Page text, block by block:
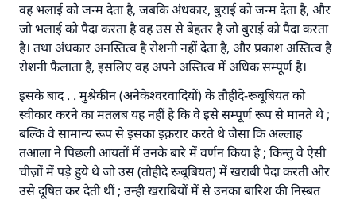
वह भलाई को जन्म देता है, जबकि अंधकार, बुराई को जन्म देता है, और
जो भलाई को पैदा करता है वह उस से बेहतर है जो बुराई को पैदा करता
है। तथा अंधकार अनस्तित्व है रोशनी नहीं देता है, और प्रकाश अस्तित्व है
रोशनी फैलाता है, इसलिए वह अपने अस्तित्व में अधिक सम्पूर्ण है।
इसके बाद . . मुश्रेकीन (अनेकेश्वरवादियों) के तौहीदे-रूबूबियत को
स्वीकार करने का मतलब यह नहीं है कि वे इसे सम्पूर्ण रूप से मानते थे ;
बल्कि वे सामान्य रूप से इसका इक़रार करते थे जैसा कि अल्लाह
तआला ने पिछली आयतों में उनके बारे में वर्णन किया है ; किन्तु वे ऐसी
चीज़ों में पड़े हुये थे जो उस (तौहीदे रूबूबियत) में खराबी पैदा करती और
उसे दूषित कर देती थीं ; उन्ही खराबियों में से उनका बारिश की निस्बत